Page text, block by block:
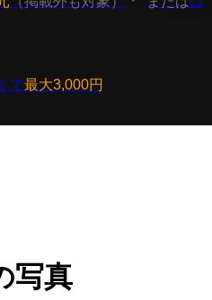
で最大3,000円
写真